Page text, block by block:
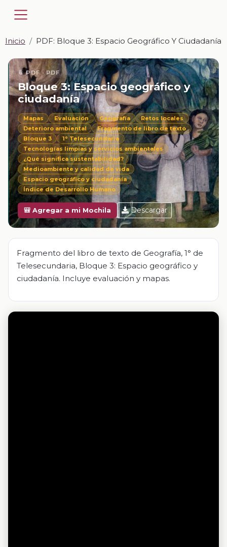
Inicio PDF: Bloque 3: Espacio Geográfico Y Ciudadanía
📎 PDF · PDF
Bloque 3: Espacio geográfico y
ciudadanía
Mapas Evaluación Geografía
Retos locales
Deterioro ambiental
Fragmento de libro de texto
Bloque 3
1° Telesecundaria
Tecnologías limpias y servicios ambientales
¿Qué significa sustentabilidad?
Medioambiente y calidad de vida
Espacio geográfico y ciudadanía
Índice de Desarrollo Humano
🎒 Agregar a mi Mochila Descargar
Fragmento del libro de texto de Geografía, 1° de
Telesecundaria, Bloque 3: Espacio geográfico y
ciudadanía. Incluye evaluación y mapas.